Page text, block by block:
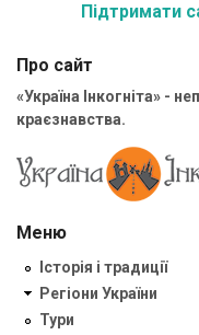
Підтримати
Про сайт
«Україна Інкогніта» -
краєзнавства.
Меню
Історія і традиції
Регіони України
Тури